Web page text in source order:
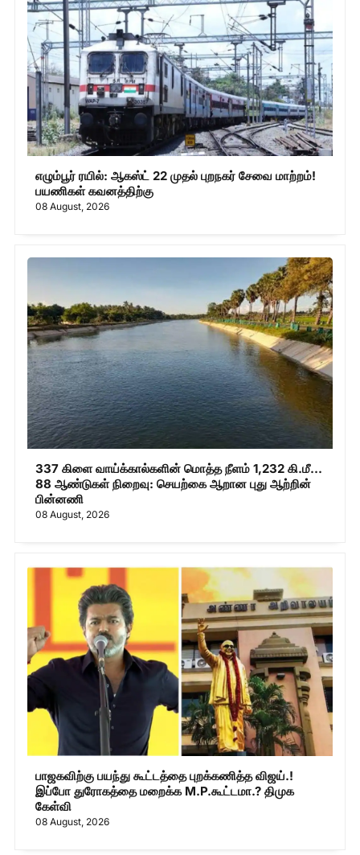
எழும்பூர் ரயில்: ஆகஸ்ட் 22 முதல் புறநகர் சேவை மாற்றம்!
பயணிகள் கவனத்திற்கு
08 August, 2026
337 கிளை வாய்க்கால்களின் மொத்த நீளம் 1,232 கி.மீ...
88 ஆண்டுகள் நிறைவு: செயற்கை ஆறான புது ஆற்றின்
பின்னணி
08 August, 2026
பாஜகவிற்கு பயந்து கூட்டத்தை புறக்கணித்த விஜய்.!
இப்போ துரோகத்தை மறைக்க M.P.கூட்டமா.? திமுக
கேள்வி
08 August, 2026